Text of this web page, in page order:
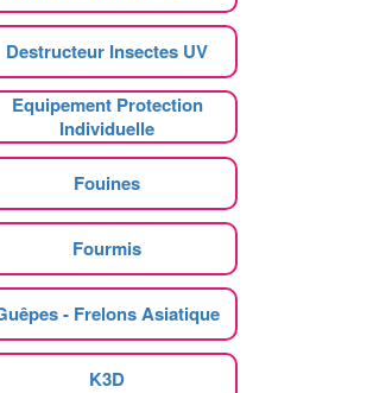
Destructeur Insectes UV
Equipement Protection
Individuelle
Fouines
Fourmis
- Frelons Asiatique
K3D